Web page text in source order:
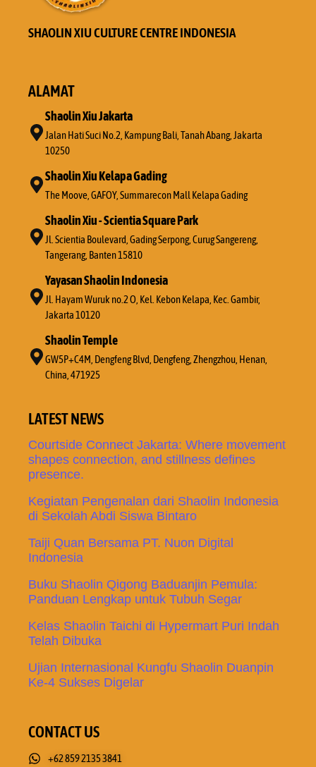
SHAOLIN XIU CULTURE CENTRE INDONESIA
ALAMAT
Shaolin Xiu Jakarta
Jalan Hati Suci No.2, Kampung Bali, Tanah Abang, Jakarta
10250
Shaolin Xiu Kelapa Gading
The Moove, GAFOY, Summarecon Mall Kelapa Gading
Shaolin Xiu - Scientia Square Park
Jl. Scientia Boulevard, Gading Serpong, Curug Sangereng,
Tangerang, Banten 15810
Yayasan Shaolin Indonesia
Jl. Hayam Wuruk no.2 O, Kel. Kebon Kelapa, Kec. Gambir,
Jakarta 10120
Shaolin Temple
GW5P+C4M, Dengfeng Blvd, Dengfeng, Zhengzhou, Henan,
China, 471925
LATEST NEWS
Courtside Connect Jakarta: Where movement
shapes connection, and stillness defines
presence.
Kegiatan Pengenalan dari Shaolin Indonesia
di Sekolah Abdi Siswa Bintaro
Taiji Quan Bersama PT. Nuon Digital
Indonesia
Buku Shaolin Qigong Baduanjin Pemula:
Panduan Lengkap untuk Tubuh Segar
Kelas Shaolin Taichi di Hypermart Puri Indah
Telah Dibuka
Ujian Internasional Kungfu Shaolin Duanpin
Ke-4 Sukses Digelar
CONTACT US
+62 859 2135 3841